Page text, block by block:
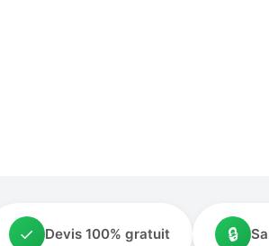
✓ Devis 100% gratuit 🔒